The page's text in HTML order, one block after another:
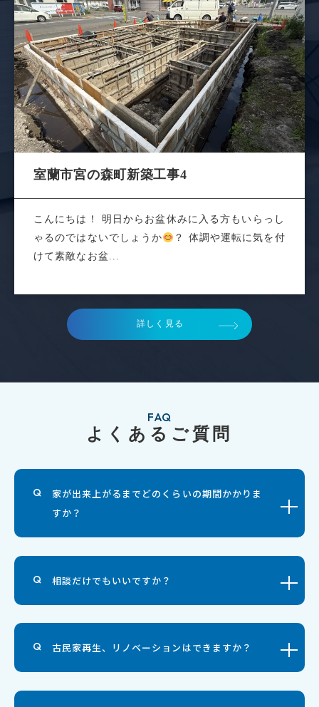
室蘭市宮の森町新築工事4
こんにちは！ 明日からお盆休みに入る方もいらっし
ゃるのではないでしょうか
？ 体調や運転に気を付
けて素敵なお盆...
詳しく見る
FAQ
よくあるご質問
家が出来上がるまでどのくらいの期間かかりま
すか？
相談だけでもいいですか？
古民家再生、リノベーションはできますか？